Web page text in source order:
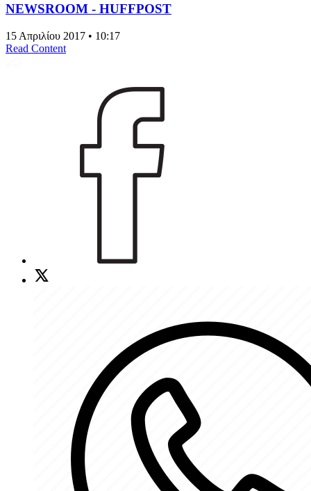
NEWSROOM - HUFFPOST
15 Απριλίου 2017 • 10:17
Read Content